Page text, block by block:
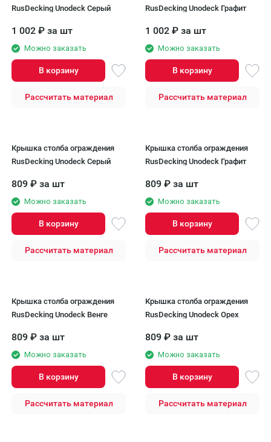
RusDecking Unodeck Серый
1 002 ₽ за шт
Можно заказать
В корзину
Рассчитать материал
RusDecking Unodeck Графит
1 002 ₽ за шт
Можно заказать
В корзину
Рассчитать материал
Крышка столба ограждения
RusDecking Unodeck Серый
809 ₽ за шт
Можно заказать
В корзину
Рассчитать материал
Крышка столба ограждения
RusDecking Unodeck Графит
809 ₽ за шт
Можно заказать
В корзину
Рассчитать материал
Крышка столба ограждения
RusDecking Unodeck Венге
809 ₽ за шт
Можно заказать
В корзину
Рассчитать материал
Крышка столба ограждения
RusDecking Unodeck Орех
809 ₽ за шт
Можно заказать
В корзину
Рассчитать материал